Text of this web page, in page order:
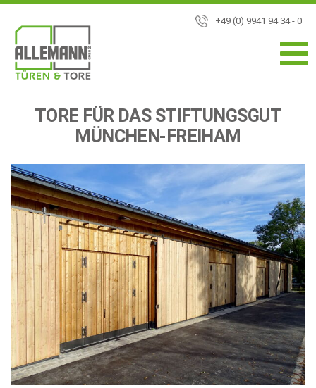
+49 (0) 9941 94 34 - 0
TORE FÜR DAS STIFTUNGSGUT
MÜNCHEN-FREIHAM